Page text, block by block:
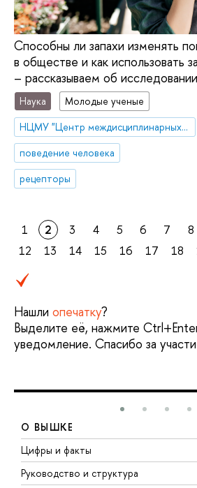
Способны ли запахи изменять
в обществе и как использовать
– рассказываем об
Наука
Молодые ученые
НЦМУ "Центр междисциплинарных исследований человеческого потенциала"
поведение человека
рецепторы
1 2 3 4 5 6 7 8
12
13 14 15 16 17 18
Нашли опечатку?
Выделите её, нажмите
уведомление. Спасибо за
О ВЫШКЕ
Цифры и факты
Руководство и структура